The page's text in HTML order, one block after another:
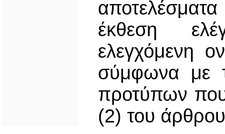
έκθεση
ελεγχόμενη
σύμφωνα με
προτύπων
(2) του